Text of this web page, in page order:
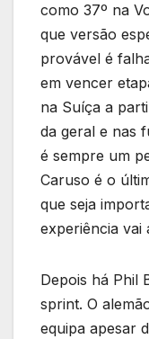
como 37º na
que versão
provável é
em vencer
na Suíça a
da geral e nas
é sempre um
Caruso é o
que seja
experiência vai
Depois há Phil
sprint. O
equipa apesar